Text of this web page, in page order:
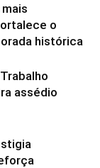
o
histórica
assédio